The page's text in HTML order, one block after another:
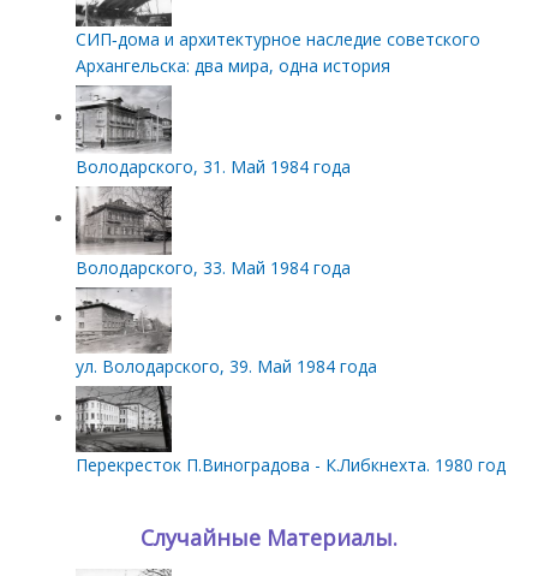
СИП‑дома и архитектурное наследие советского
Архангельска: два мира, одна история
Володарского, 31. Май 1984 года
Володарского, 33. Май 1984 года
ул. Володарского, 39. Май 1984 года
Перекресток П.Виноградова - К.Либкнехта. 1980 год
Случайные Материалы.